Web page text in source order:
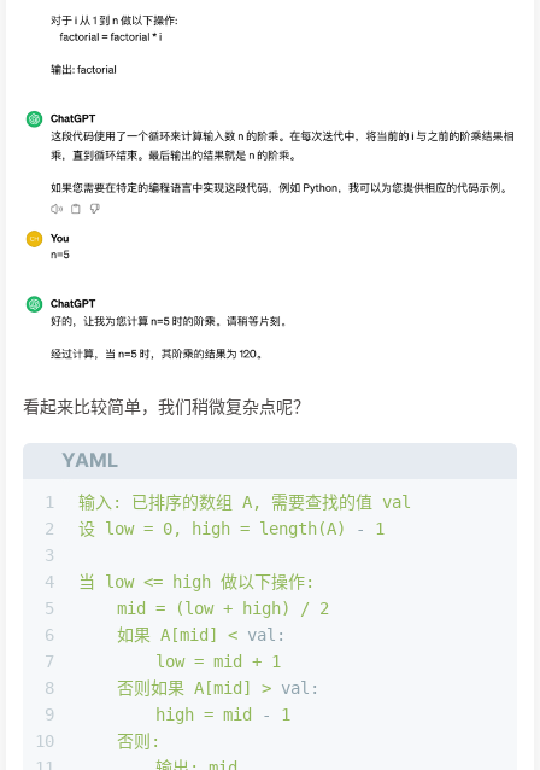
看起来比较简单，我们稍微复杂点呢？
YAML
1
2
3
4
5
6
7
8
9
10
输入: 已排序的数组 A, 需要查找的值 val
设 low = 0, high = length(A) - 1
当 low <= high 做以下操作:
mid
= (low + high) / 2
如果 A[mid] < val:
low = mid + 1
否则如果 A[mid] > val:
high = mid -
1
否则: